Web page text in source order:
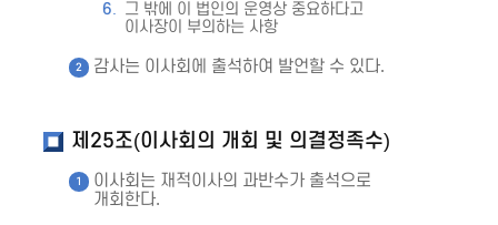
그 밖에 이 법인의 운영상 중요하다고
이사장이 부의하는 사항
감사는 이사회에 출석하여 발언할 수 있다.
제25조(이사회의 개회 및 의결정족수)
이사회는 재적이사의 과반수가 출석으로
개회한다.